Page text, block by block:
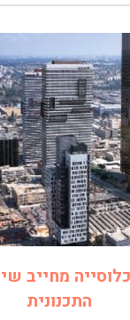
מחייב
התכנונית